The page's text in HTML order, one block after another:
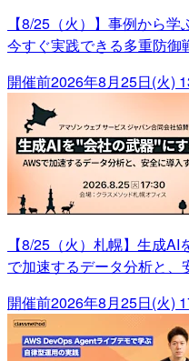
【8/25（火）】事例から
今すぐ実践できる多重防御
開催前2026年8月25日(火)
【8/25（火）札幌】生成AI
で加速するデータ分析と、
開催前2026年8月25日(火)